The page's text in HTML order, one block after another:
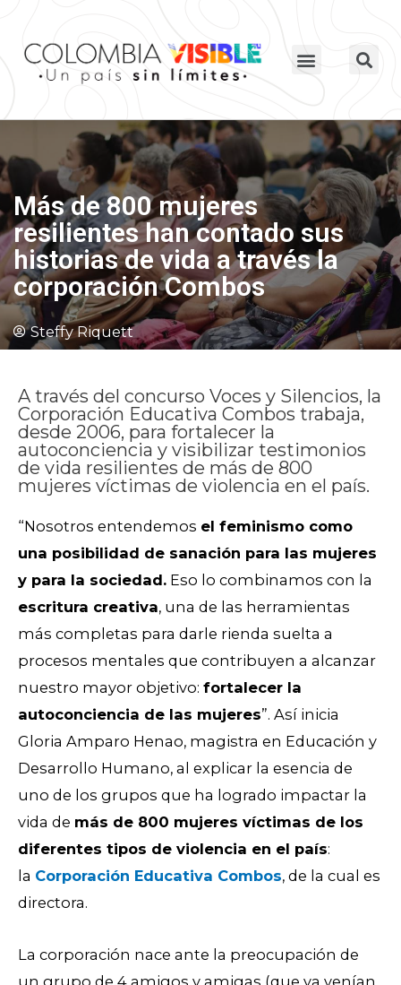
Más de 800 mujeres
resilientes han contado sus
historias de vida a través la
corporación Combos
Steffy Riquett
A través del concurso Voces y Silencios, la
Corporación Educativa Combos trabaja,
desde 2006, para fortalecer la
autoconciencia y visibilizar testimonios
de vida resilientes de más de 800
mujeres víctimas de violencia en el país.
“Nosotros entendemos el feminismo como
una posibilidad de sanación para las mujeres
y para la sociedad. Eso lo combinamos con la
escritura creativa, una de las herramientas
más completas para darle rienda suelta a
procesos mentales que contribuyen a alcanzar
nuestro mayor objetivo: fortalecer la
autoconciencia de las mujeres”. Así inicia
Gloria Amparo Henao, magistra en Educación y
Desarrollo Humano, al explicar la esencia de
uno de los grupos que ha logrado impactar la
vida de más de 800 mujeres víctimas de los
diferentes tipos de violencia en el país:
la Corporación Educativa Combos, de la cual es
directora.
La corporación nace ante la preocupación de